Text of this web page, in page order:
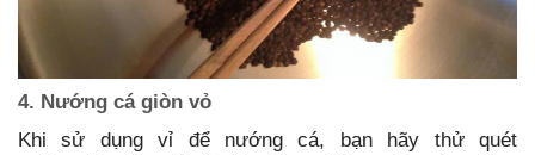
4. Nướng cá giòn vỏ
Khi sử dụng vỉ để nướng cá, bạn hãy thử quét